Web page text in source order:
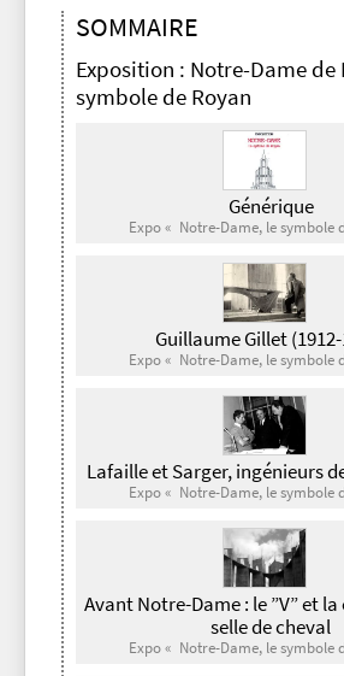
SOMMAIRE
Exposition : Notre-Dame de
symbole de Royan
Générique
Expo « Notre-Dame, le symbole
Guillaume Gillet
Expo « Notre-Dame, le symbole
Lafaille et Sarger, ingénieurs
Expo « Notre-Dame, le symbole
Avant Notre-Dame : le ”V” et
selle de cheval
Expo « Notre-Dame, le symbole